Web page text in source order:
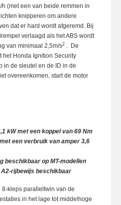
(met een van beide remmen in
knipperen om andere
dat er hard wordt afgeremd. Bij
verlaagd als het ABS wordt
van minimaal 2,5m/s2 . De
het Honda Ignition Security
in de sleutel en de ID in de
overeenkomen, start de motor
kW met een koppel van 69 Nm
een verbruik van amper 3,6
beschikbaar op MT-modellen
rijbewijs beschikbaar
8-kleps paralleltwin van de
in het lage tot middelhoge